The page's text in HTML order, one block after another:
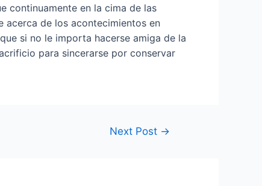
continuamente en la cima de las
acerca de los acontecimientos en
si no le importa hacerse amiga de la
para sincerarse por conservar
Next Post →